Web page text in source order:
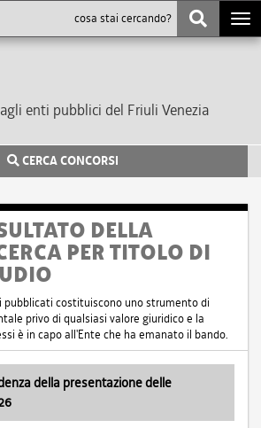
enti pubblici del Friuli Venezia
CERCA CONCORSI
DELLA
PER TITOLO DI
pubblicati costituiscono uno strumento di
privo di qualsiasi valore giuridico e la
è in capo all'Ente che ha emanato il bando.
della presentazione delle